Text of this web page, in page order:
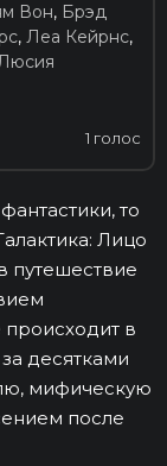
Вон, Брэд
, Леа Кейрнс,
1 голос
то
Лицо
путешествие
происходит в
десятками
мифическую
после